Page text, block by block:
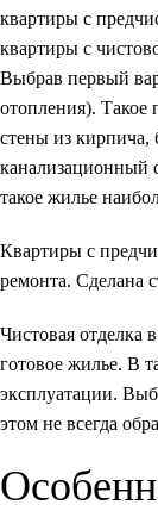
квартиры с
квартиры с
Выбрав первый
отопления). Такое
стены из кирпича,
канализационный
такое жилье
Квартиры с
ремонта. Сделана
Чистовая отделка
готовое жилье. В
эксплуатации.
этом не всегда